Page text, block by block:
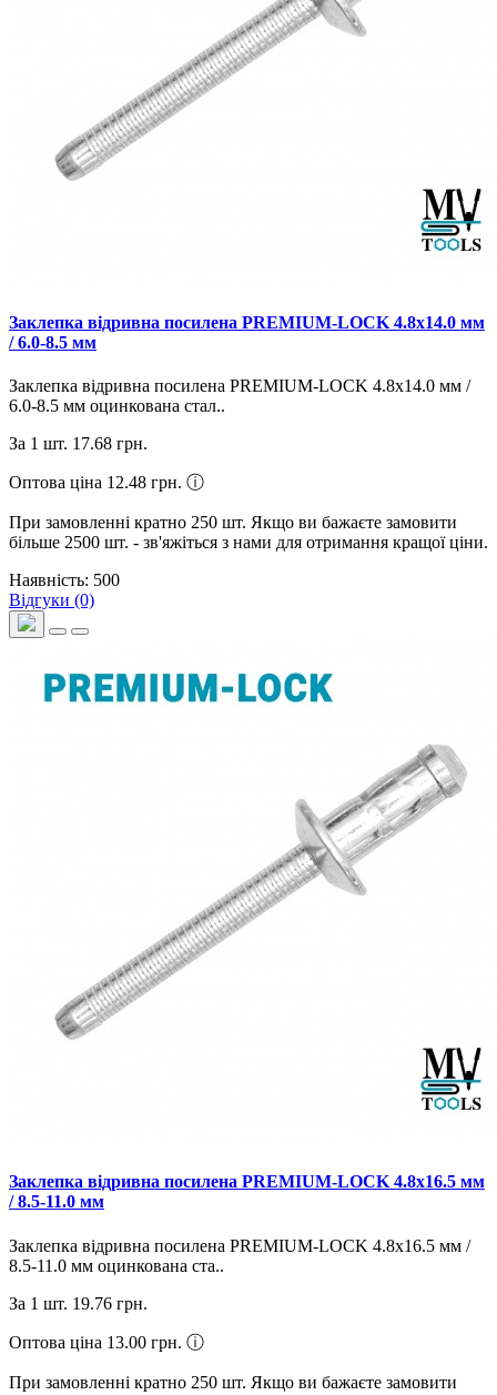
Заклепка відривна посилена PREMIUM-LOCK 4.8х14.0 мм
/ 6.0-8.5 мм
Заклепка відривна посилена PREMIUM-LOCK 4.8х14.0 мм /
6.0-8.5 мм оцинкована стал..
За 1 шт. 17.68 грн.
Оптова ціна 12.48 грн. ⓘ
При замовленні кратно 250 шт. Якщо ви бажаєте замовити
більше 2500 шт. - зв'яжіться з нами для отримання кращої ціни.
Наявність: 500
Відгуки (0)
Заклепка відривна посилена PREMIUM-LOCK 4.8х16.5 мм
/ 8.5-11.0 мм
Заклепка відривна посилена PREMIUM-LOCK 4.8х16.5 мм /
8.5-11.0 мм оцинкована ста..
За 1 шт. 19.76 грн.
Оптова ціна 13.00 грн. ⓘ
При замовленні кратно 250 шт. Якщо ви бажаєте замовити